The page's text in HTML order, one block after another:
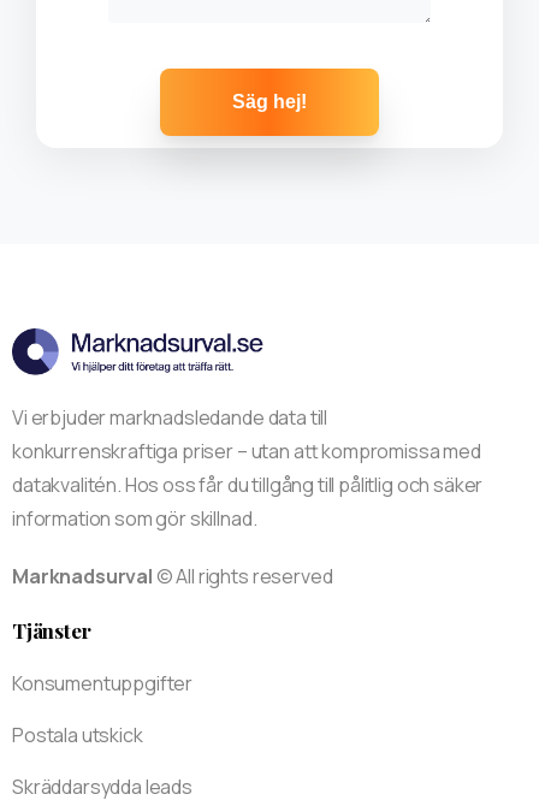
Vi erbjuder marknadsledande data till
konkurrenskraftiga priser – utan att kompromissa med
datakvalitén. Hos oss får du tillgång till pålitlig och säker
information som gör skillnad.
Marknadsurval © All rights reserved
Tjänster
Konsumentuppgifter
Postala utskick
Skräddarsydda leads